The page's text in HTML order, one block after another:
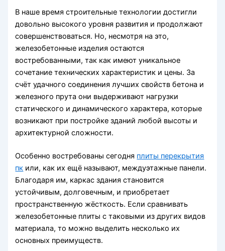
В наше время строительные технологии достигли
довольно высокого уровня развития и продолжают
совершенствоваться. Но, несмотря на это,
железобетонные изделия остаются
востребованными, так как имеют уникальное
сочетание технических характеристик и цены. За
счёт удачного соединения лучших свойств бетона и
железного прута они выдерживают нагрузки
статического и динамического характера, которые
возникают при постройке зданий любой высоты и
архитектурной сложности.
Особенно востребованы сегодня плиты перекрытия
пк или, как их ещё называют, междуэтажные панели.
Благодаря им, каркас здания становится
устойчивым, долговечным, и приобретает
пространственную жёсткость. Если сравнивать
железобетонные плиты с таковыми из других видов
материала, то можно выделить несколько их
основных преимуществ.